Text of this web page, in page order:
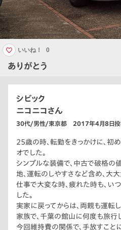
ありがとう
いいね！ 0
シビック
ニコニコさん
30代/男性/東京都 2017年4月8日投
25歳の時、転勤をきっかけに、初
オでした。
シンプルな装備で、中古で破格の
地、運転のしやすさなど含め、大大
仕事で大変な時、疲れた時も、い
した。
実家に戻ってからは、両親も運転し
家族で、千葉の館山に何度も旅行
今回維持費の関係で、手放すこと